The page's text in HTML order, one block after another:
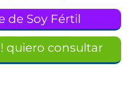
de Soy Fértil
quiero consultar